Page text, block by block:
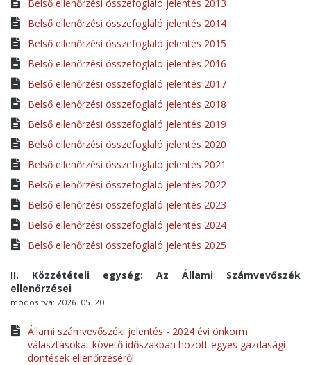
Belső ellenőrzési összefoglaló jelentés 2013
Belső ellenőrzési összefoglaló jelentés 2014
Belső ellenőrzési összefoglaló jelentés 2015
Belső ellenőrzési összefoglaló jelentés 2016
Belső ellenőrzési összefoglaló jelentés 2017
Belső ellenőrzési összefoglaló jelentés 2018
Belső ellenőrzési összefoglaló jelentés 2019
Belső ellenőrzési összefoglaló jelentés 2020
Belső ellenőrzési összefoglaló jelentés 2021
Belső ellenőrzési összefoglaló jelentés 2022
Belső ellenőrzési összefoglaló jelentés 2023
Belső ellenőrzési összefoglaló jelentés 2024
Belső ellenőrzési összefoglaló jelentés 2025
II. Közzétételi egység: Az Állami Számvevőszék
ellenőrzései
módosítva: 2026. 05. 20.
Állami számvevőszéki jelentés - 2024 évi önkorm
választásokat követő időszakban hozott egyes gazdasági
döntések ellenőrzéséről